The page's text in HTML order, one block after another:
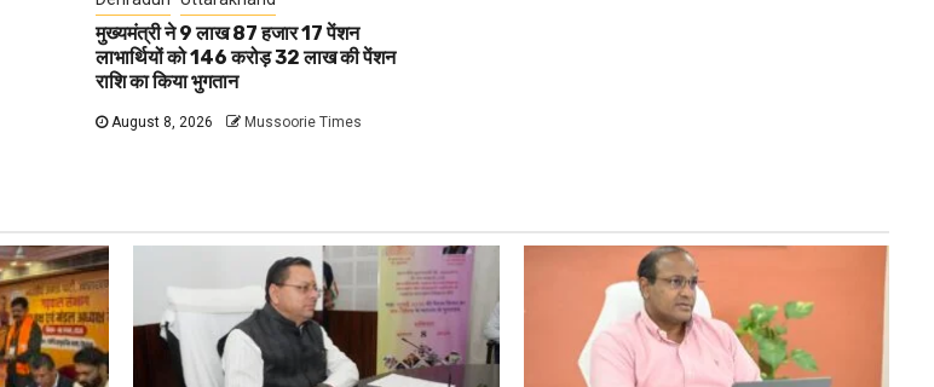
मुख्यमंत्री ने 9 लाख 87 हजार 17 पेंशन
लाभार्थियों को 146 करोड़ 32 लाख की पेंशन
राशि का किया भुगतान
August 8, 2026 Mussoorie Times